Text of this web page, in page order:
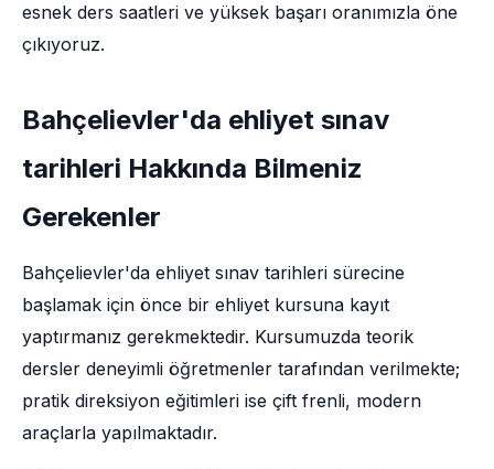
esnek ders saatleri ve yüksek başarı oranımızla öne
çıkıyoruz.
Bahçelievler'da ehliyet sınav
tarihleri Hakkında Bilmeniz
Gerekenler
Bahçelievler'da ehliyet sınav tarihleri sürecine
başlamak için önce bir ehliyet kursuna kayıt
yaptırmanız gerekmektedir. Kursumuzda teorik
dersler deneyimli öğretmenler tarafından verilmekte;
pratik direksiyon eğitimleri ise çift frenli, modern
araçlarla yapılmaktadır.